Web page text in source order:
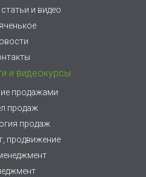
и видео
и видеокурсы
продажами
продаж
продаж
продвижение